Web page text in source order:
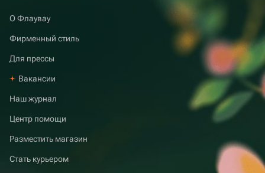
О Флаувау
Фирменный стиль
Для прессы
Вакансии
Наш журнал
Центр помощи
Разместить магазин
Стать курьером